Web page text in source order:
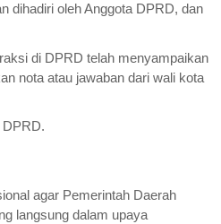
dihadiri oleh Anggota DPRD, dan
di DPRD telah menyampaikan
nota atau jawaban dari wali kota
DPRD.
agar Pemerintah Daerah
langsung dalam upaya